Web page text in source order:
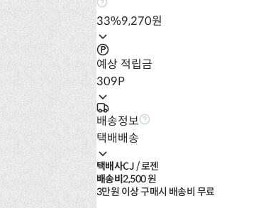
33%9,270원
예상 적립금
309P
배송정보
택배배송
택배사CJ / 로젠
배송비2,500 원
3만원 이상 구매시 배송비 무료